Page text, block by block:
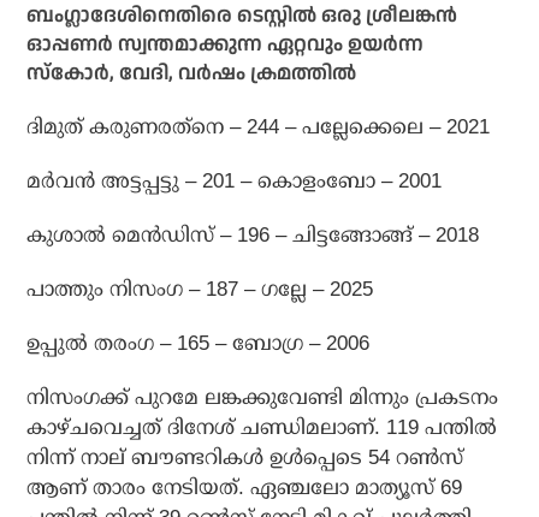
ബംഗ്ലാദേശിനെതിരെ ടെസ്റ്റില്‍ ഒരു ശ്രീലങ്കന്‍
ഓപ്പണര്‍ സ്വന്തമാക്കുന്ന ഏറ്റവും ഉയര്‍ന്ന
സ്‌കോര്‍, വേദി, വര്‍ഷം ക്രമത്തില്‍
ദിമുത് കരുണരത്‌നെ – 244 – പല്ലേക്കെലെ – 2021
മര്‍വന്‍ അട്ടപ്പട്ടു – 201 – കൊളംബോ – 2001
കുശാല്‍ മെന്‍ഡിസ് – 196 – ചിട്ടങ്ങോങ്ങ് – 2018
പാത്തും നിസംഗ – 187 – ഗല്ലേ – 2025
ഉപ്പുല്‍ തരംഗ – 165 – ബോഗ്ര – 2006
നിസംഗക്ക് പുറമേ ലങ്കക്കുവേണ്ടി മിന്നും പ്രകടനം
കാഴ്ചവെച്ചത് ദിനേശ് ചണ്ഡിമലാണ്. 119 പന്തില്‍
നിന്ന് നാല് ബൗണ്ടറികള്‍ ഉള്‍പ്പെടെ 54 റണ്‍സ്
ആണ് താരം നേടിയത്. ഏഞ്ചലോ മാത്യൂസ് 69